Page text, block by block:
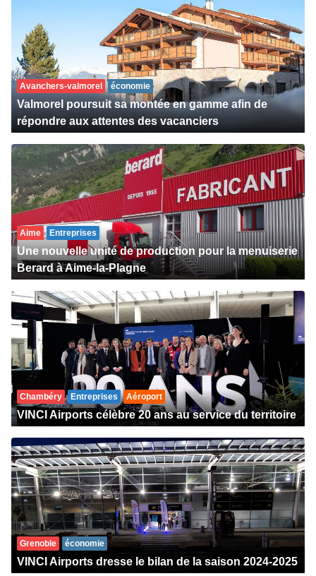
Avanchers-valmorel économie
Valmorel poursuit sa montée en gamme afin de
répondre aux attentes des vacanciers
Aime Entreprises
Une nouvelle unité de production pour la menuiserie
Berard à Aime-la-Plagne
Chambéry Entreprises Aéroport
VINCI Airports célèbre 20 ans au service du territoire
Grenoble économie
VINCI Airports dresse le bilan de la saison 2024-2025